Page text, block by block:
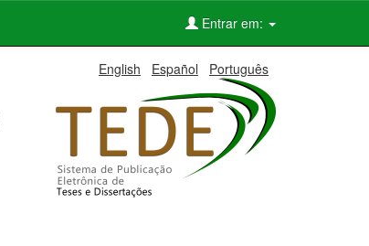
Entrar em:
English Español Português